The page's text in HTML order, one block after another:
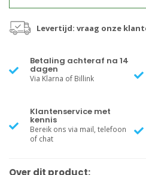
Levertijd: vraag onze
Betaling achteraf na 14
dagen
Via Klarna of Billink
Klantenservice met
kennis
Bereik ons via mail, telefoon
of chat
Over dit product: